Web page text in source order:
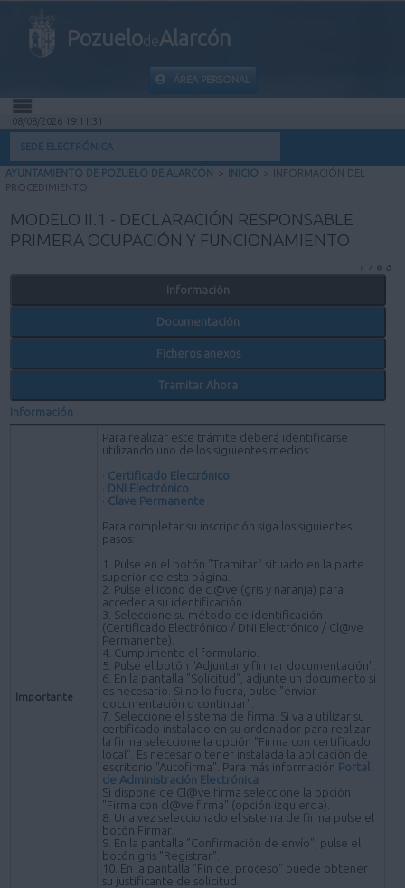
PozuelodeAlarcón
ÁREA PERSONAL
INICIO
INFORMACIÓN PÚBLICA
MI CARPETA
INFORMACIÓN MUNICIPAL
AYUDA
08/08/2026 19:11:32
SEDE ELECTRÓNICA
AYUNTAMIENTO DE POZUELO DE ALARCÓN > INICIO > INFORMACIÓN DEL
PROCEDIMIENTO
MODELO II.1 - DECLARACIÓN RESPONSABLE
PRIMERA OCUPACIÓN Y FUNCIONAMIENTO
Información
Documentación
Ficheros anexos
Tramitar Ahora
Información
Importante
Para realizar este trámite deberá identificarse
utilizando uno de los siguientes medios:
· Certificado Electrónico
· DNI Electrónico
· Clave Permanente
Para completar su inscripción siga los siguientes
pasos:
1. Pulse en el botón "Tramitar" situado en la parte
superior de esta página.
2. Pulse el icono de cl@ve (gris y naranja) para
acceder a su identificación.
3. Seleccione su método de identificación
(Certificado Electrónico / DNI Electrónico / Cl@ve
Permanente).
4. Cumplimente el formulario.
5. Pulse el botón "Adjuntar y firmar documentación".
6. En la pantalla "Solicitud", adjunte un documento si
es necesario. Si no lo fuera, pulse "enviar
documentación o continuar".
7. Seleccione el sistema de firma. Si va a utilizar su
certificado instalado en su ordenador para realizar
la firma seleccione la opción "Firma con certificado
local". Es necesario tener instalada la aplicación de
escritorio "Autofirma". Para más información Portal
de Administración Electrónica
Si dispone de Cl@ve firma seleccione la opción
"Firma con cl@ve firma" (opción izquierda).
8. Una vez seleccionado el sistema de firma pulse el
botón Firmar.
9. En la pantalla "Confirmación de envío", pulse el
botón gris "Registrar".
10. En la pantalla "Fin del proceso" puede obtener
su justificante de solicitud.